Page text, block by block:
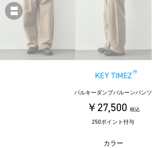
KEY TIMEZ
バルキーダンプバルーンパンツ
￥27,500 税込
250ポイント付与
カラー